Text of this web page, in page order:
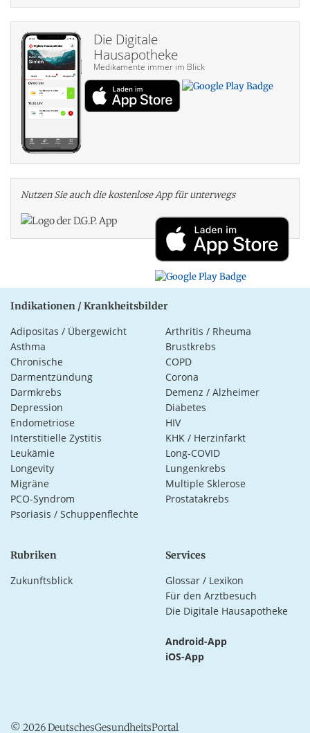
Die Digitale
Hausapotheke
Medikamente immer im Blick
Nutzen Sie auch die kosten­lose App für unterwegs
Indikationen / Krankheitsbilder
Adipositas / Übergewicht
Arthritis / Rheuma
Asthma
Brustkrebs
Chronische
Darmentzündung
COPD
Corona
Darmkrebs
Demenz / Alzheimer
Depression
Diabetes
Endometriose
HIV
Interstitielle Zystitis
KHK / Herzinfarkt
Leukämie
Long-COVID
Longevity
Lungenkrebs
Migräne
Multiple Sklerose
PCO-Syndrom
Prostatakrebs
Psoriasis / Schuppenflechte
Rubriken
Zukunftsblick
Services
Glossar / Lexikon
Für den Arztbesuch
Die Digitale Hausapotheke
Android-App
iOS-App
© 2026 DeutschesGesundheitsPortal